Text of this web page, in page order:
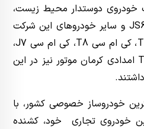
خودروی دوستدار محیط زیست،
خودروی کی ام سی JS6 PHEV و سایر خودروهای این شرکت
کی ام سی A5، کی ام سی T9، کی ام سی T8، کی ام سی J7،
کی ام سی X5 و خودروی T8 امدادی کرمان موتور نیز در این
خودروساز خصوصی کشور، با
خودروی تجاری خود، کشنده